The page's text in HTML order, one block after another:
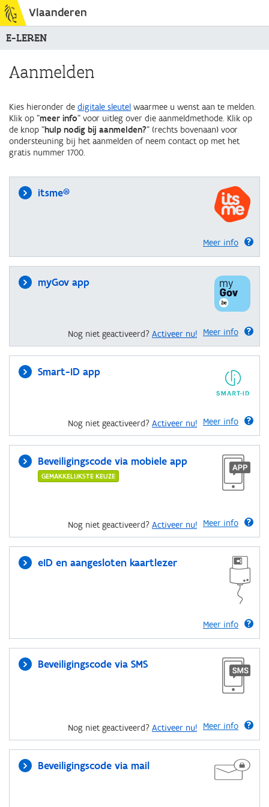
Vlaanderen
E-LEREN
Aanmelden
Kies hieronder de digitale sleutel waarmee u wenst aan te melden.
Klik op "meer info" voor uitleg over die aanmeldmethode. Klik op
de knop "hulp nodig bij aanmelden?" (rechts bovenaan) voor
ondersteuning bij het aanmelden of neem contact op met het
gratis nummer 1700.
itsme®
Meer info
myGov app
Meer info
Nog niet geactiveerd? Activeer nu!
Smart-ID app
Meer info
Nog niet geactiveerd? Activeer nu!
Beveiligingscode via mobiele app
GEMAKKELIJKSTE KEUZE
Meer info
Nog niet geactiveerd? Activeer nu!
eID en aangesloten kaartlezer
Meer info
Beveiligingscode via SMS
Meer info
Nog niet geactiveerd? Activeer nu!
Beveiligingscode via mail